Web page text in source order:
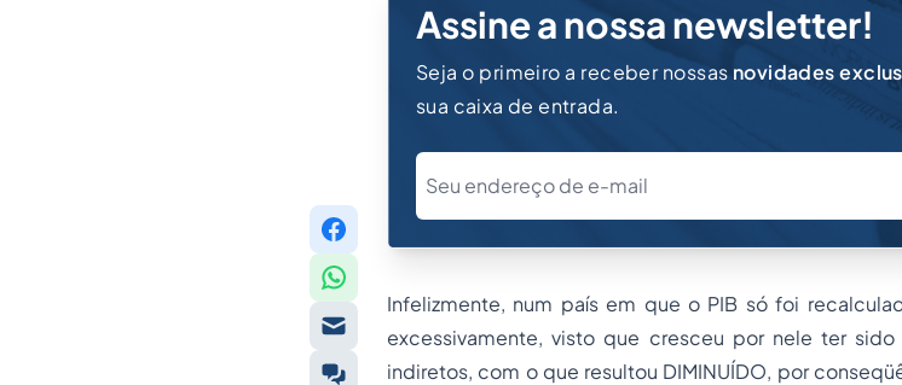
Assine a nossa newsletter!
Seja o primeiro a receber nossasnovidades
sua caixa de entrada.
Infelizmente, num país em que o PIB só foi
excessivamente, visto que cresceu por nele ter
indiretos, com o que resultou DIMINUÍDO, por